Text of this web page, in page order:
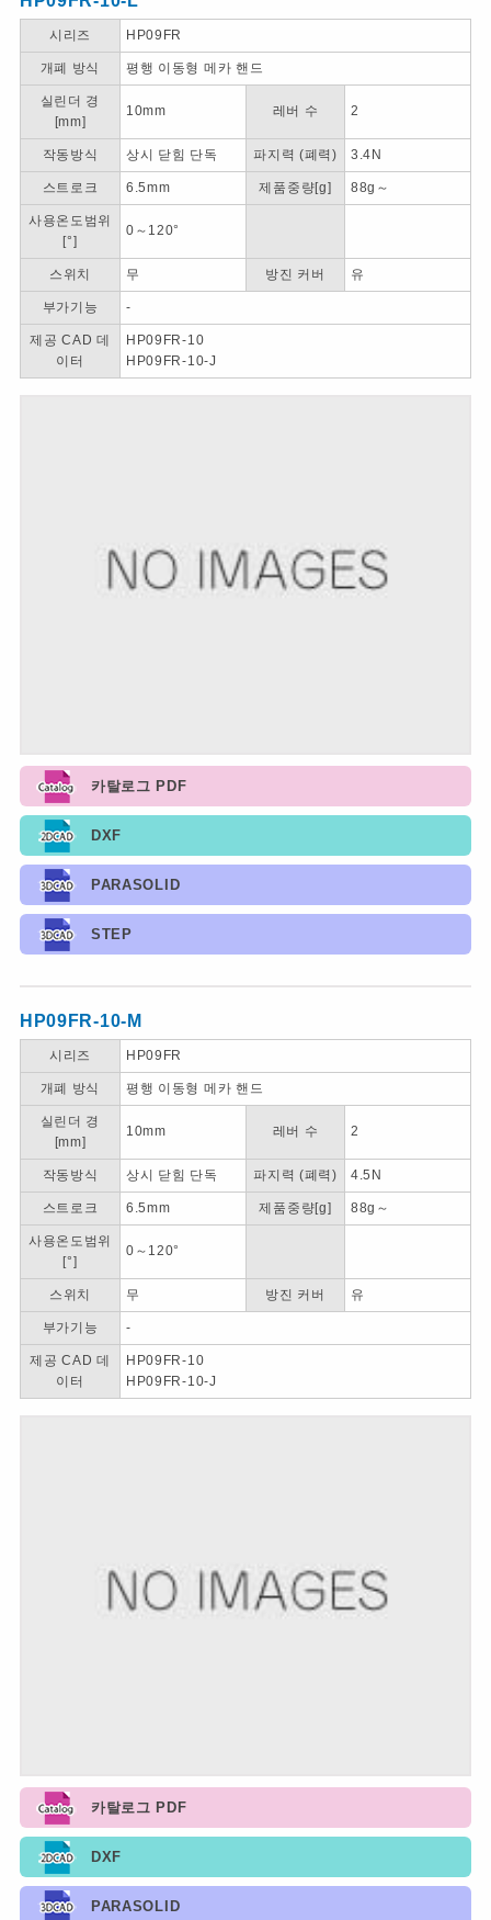
시리즈 HP09FR
개폐 방식 평행 이동형 메카 핸드
실린더 경
[mm]
10mm 레버 수 2
작동방식 상시 닫힘 단독 파지력 (폐력) 3.4N
스트로크 6.5mm 제품중량[g] 88g～
사용온도범위
[°]
0～120°
스위치 무 방진 커버 유
부가기능 -
제공 CAD 데
이터
HP09FR-10
HP09FR-10-J
카탈로그 PDF
DXF
PARASOLID
STEP
HP09FR-10-M
시리즈 HP09FR
개폐 방식 평행 이동형 메카 핸드
실린더 경
[mm]
10mm 레버 수 2
작동방식 상시 닫힘 단독 파지력 (폐력) 4.5N
스트로크 6.5mm 제품중량[g] 88g～
사용온도범위
[°]
0～120°
스위치 무 방진 커버 유
부가기능 -
제공 CAD 데
이터
HP09FR-10
HP09FR-10-J
카탈로그 PDF
DXF
PARASOLID